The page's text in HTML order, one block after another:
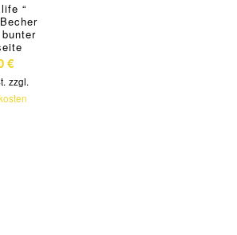
“
€
zzgl.